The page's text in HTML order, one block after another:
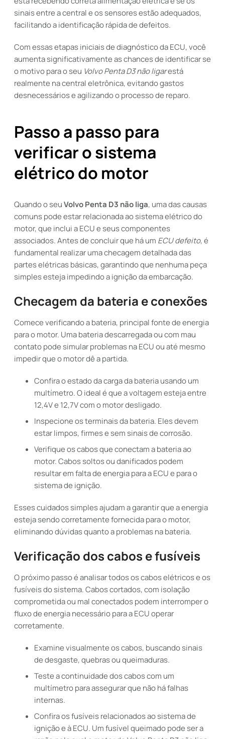
sinais entre a central e os sensores estão adequados,
facilitando a identificação rápida de defeitos.
Com essas etapas iniciais de diagnóstico da ECU, você
aumenta significativamente as chances de identificar se
o motivo para o seu Volvo Penta D3 não ligarestá
realmente na central eletrônica, evitando gastos
desnecessários e agilizando o processo de reparo.
Passo a passo para
verificar o sistema
elétrico do motor
Quando o seuVolvo Penta D3 não liga, uma das causas
comuns pode estar relacionada ao sistema elétrico do
motor, que inclui a ECU e seus componentes
associados. Antes de concluir que há um ECU defeito, é
fundamental realizar uma checagem detalhada das
partes elétricas básicas, garantindo que nenhuma peça
simples esteja impedindo a ignição da embarcação.
Checagem da bateria e conexões
Comece verificando a bateria, principal fonte de energia
para o motor. Uma bateria descarregada ou com mau
contato pode simular problemas na ECU ou até mesmo
impedir que o motor dê a partida.
Confira o estado da carga da bateria usando um
multímetro. O ideal é que a voltagem esteja entre
12,4V e 12,7V com o motor desligado.
Inspecione os terminais da bateria. Eles devem
estar limpos, firmes e sem sinais de corrosão.
Verifique os cabos que conectam a bateria ao
motor. Cabos soltos ou danificados podem
resultar em falta de energia para a ECU e para o
sistema de ignição.
Esses cuidados simples ajudam a garantir que a energia
esteja sendo corretamente fornecida para o motor,
eliminando dúvidas quanto a problemas na bateria.
Verificação dos cabos e fusíveis
O próximo passo é analisar todos os cabos elétricos e os
fusíveis do sistema. Cabos cortados, com isolação
comprometida ou mal conectados podem interromper o
fluxo de energia necessário para a ECU operar
corretamente.
Examine visualmente os cabos, buscando sinais
de desgaste, quebras ou queimaduras.
Teste a continuidade dos cabos com um
multímetro para assegurar que não há falhas
internas.
Confira os fusíveis relacionados ao sistema de
ignição e à ECU. Um fusível queimado pode ser a